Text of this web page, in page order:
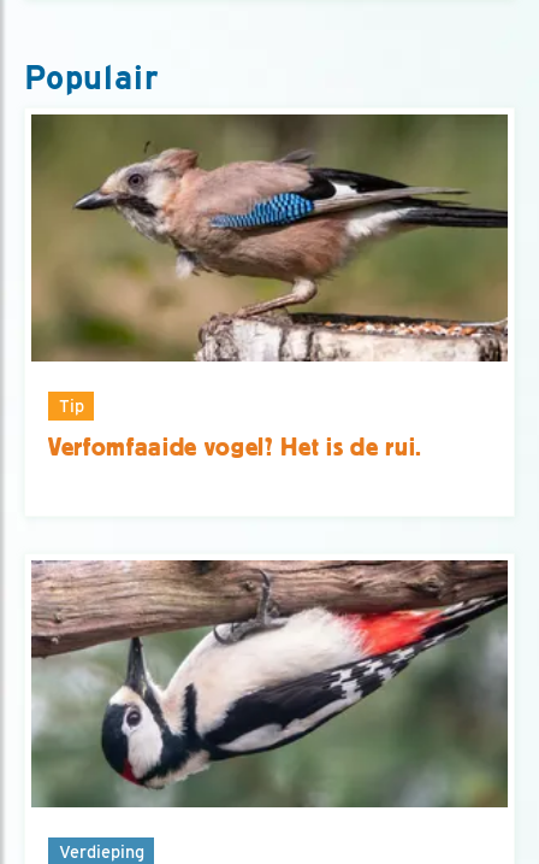
Populair
Tip
Verfomfaaide vogel? Het is de rui.
Verdieping